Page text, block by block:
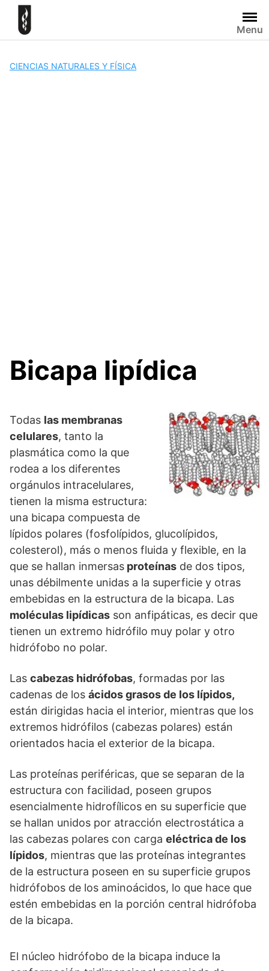
Skip
content
Menu
CIENCIAS NATURALES Y FÍSICA
Bicapa lipídica
Todas las membranas
celulares, tanto la
plasmática como la que
rodea a los diferentes
orgánulos intracelulares,
tienen la misma estructura:
una bicapa compuesta de
lípidos polares (fosfolípidos, glucolípidos,
colesterol), más o menos fluida y flexible, en la
que se hallan inmersas proteínas de dos tipos,
unas débilmente unidas a la superficie y otras
embebidas en la estructura de la bicapa. Las
moléculas lipídicas son anfipáticas, es decir que
tienen un extremo hidrófilo muy polar y otro
hidrófobo no polar.
Las cabezas hidrófobas, formadas por las
cadenas de los ácidos grasos de los lípidos,
están dirigidas hacia el interior, mientras que los
extremos hidrófilos (cabezas polares) están
orientados hacia el exterior de la bicapa.
Las proteínas periféricas, que se separan de la
estructura con facilidad, poseen grupos
esencialmente hidrofílicos en su superficie que
se hallan unidos por atracción electrostática a
las cabezas polares con carga eléctrica de los
lípidos, mientras que las proteínas integrantes
de la estructura poseen en su superficie grupos
hidrófobos de los aminoácidos, lo que hace que
estén embebidas en la porción central hidrófoba
de la bicapa.
El núcleo hidrófobo de la bicapa induce la